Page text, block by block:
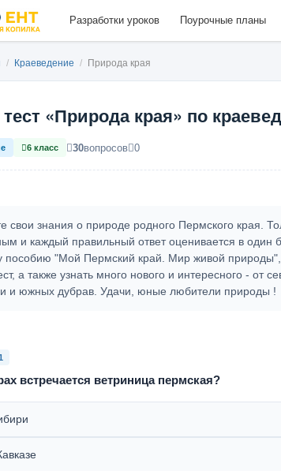
Разработки уроков Поурочные планы
/ Краеведение / Природа края
«Природа края» по
6 класс 30вопросов 0
свои знания о природе родного Пермского края.
и каждый правильный ответ оценивается в один
пособию "Мой Пермский край. Мир живой
а также узнать много нового и интересного - от
и южных дубрав. Удачи, юные любители природы !
встречается ветриница пермская?